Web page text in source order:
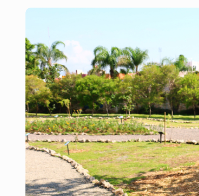
México no está preparado
Lamenta Carla
Desapariciones en
Aseguran pitón dentro de
Sheinbaum anticipa más
Resalta Fujimori
Asume Abelardo De la
Policías bajo la mira: La
Catean casa por